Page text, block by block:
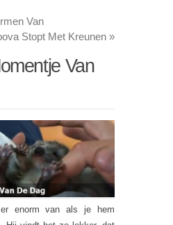
Van
Stopt Met Kreunen »
Van
enorm van als je hem